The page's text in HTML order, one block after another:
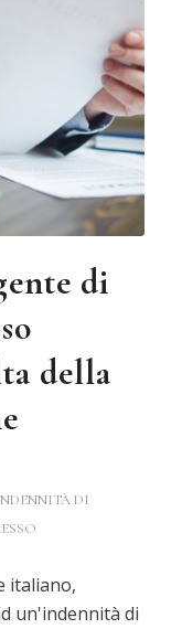
di
della
DI
italiano,
un'indennità di